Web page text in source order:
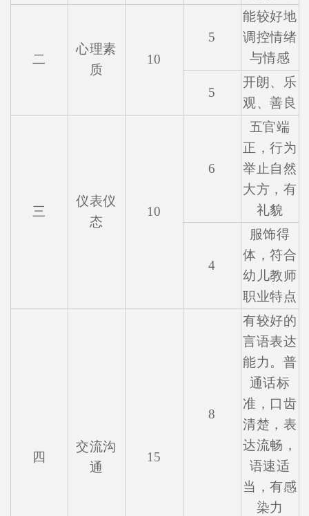
二
心理素
质
10
5
能较好地
调控情绪
与情感
5
开朗、乐
观、善良
三
仪表仪
态
10
6
五官端
正，行为
举止自然
大方，有
礼貌
4
服饰得
体，符合
幼儿教师
职业特点
四
交流沟
通
15
8
有较好的
言语表达
能力。普
通话标
准，口齿
清楚，表
达流畅，
语速适
当，有感
染力